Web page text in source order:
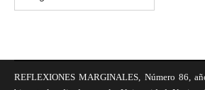
REFLEXIONES MARGINALES, Número 86,